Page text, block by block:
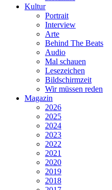
Kultur
Portrait
Interview
Arte
Behind The Beats
Audio
Mal schauen
Lesezeichen
Bildschirmzeit
Wir müssen reden
Magazin
2026
2025
2024
2023
2022
2021
2020
2019
2018